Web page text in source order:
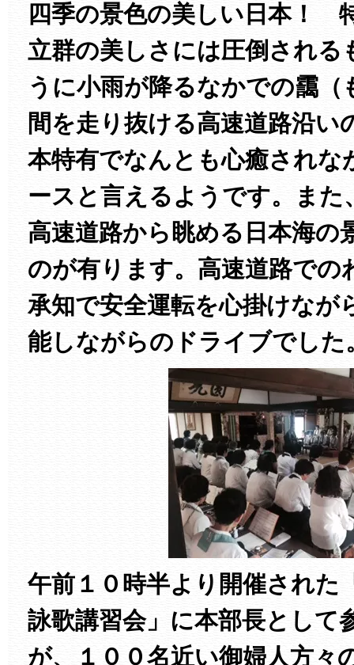
四季の景色の美しい日本！
立群の美しさには圧倒される
うに小雨が降るなかでの靄（
間を走り抜ける高速道路沿い
本特有でなんとも心癒されな
ースと言えるようです。また
高速道路から眺める日本海の
のが有ります。高速道路での
承知で安全運転を心掛けなが
能しながらのドライブでした
午前１０時半より開催された
詠歌講習会」に本部長として
が、１００名近い御婦人方々